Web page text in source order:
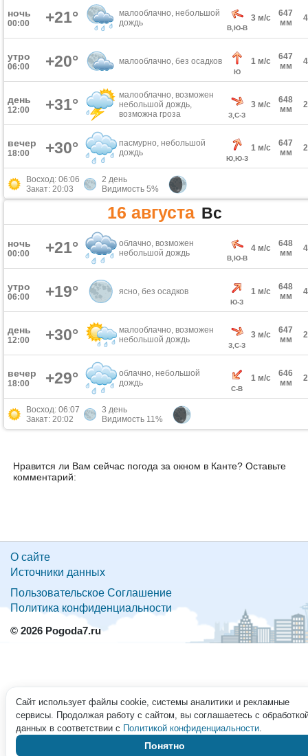
ночь
00:00 +21°
малооблачно, небольшой
дождь
В,Ю-В
3 м/с
647
мм
утро
06:00 +20° малооблачно, без осадков
Ю
1 м/с
647
мм
день
12:00 +31°
малооблачно, возможен
небольшой дождь,
возможна гроза
З,С-З
3 м/с
648
мм
вечер
18:00 +30°
пасмурно, небольшой
дождь
Ю,Ю-З
1 м/с
647
мм
Восход: 06:06
Закат: 20:03
2 день
Видимость 5%
16 августа Вс
ночь
00:00 +21°
облачно, возможен
небольшой дождь
В,Ю-В
4 м/с
648
мм
утро
06:00 +19° ясно, без осадков
Ю-З
1 м/с
648
мм
день
12:00 +30°
малооблачно, возможен
небольшой дождь
З,С-З
3 м/с
647
мм
вечер
18:00 +29°
облачно, небольшой
дождь
С-В
1 м/с
646
мм
Восход: 06:07
Закат: 20:02
3 день
Видимость 11%
Нравится ли Вам сейчас погода за окном в Канте? Оставьте
комментарий:
О сайте
Источники данных
Пользовательское Соглашение
Политика конфиденциальности
© 2026 Pogoda7.ru
Сайт использует файлы cookie, системы аналитики и рекламные
сервисы. Продолжая работу с сайтом, вы соглашаетесь с
данных в соответствии с Политикой конфиденциальности.
Понятно